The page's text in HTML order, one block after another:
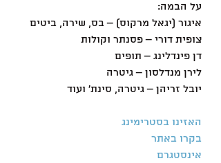
על הבמה:
איגור (יגאל מרקוס) – בס, שירה, ביטים
צופית דורי – פסנתר וקולות
דן פינדלינג – תופים
לירן מנדלסון – גיטרה
יובל זריהן – גיטרה, סינת' ועוד
האזינו בסטרימינג
בקרו באתר
אינסטגרם